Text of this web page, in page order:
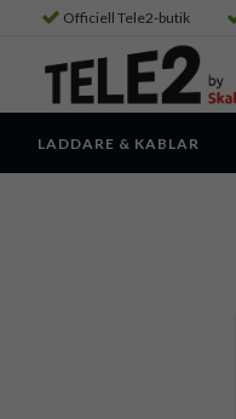
Officiell Tele2-butik
LADDARE & KABLAR